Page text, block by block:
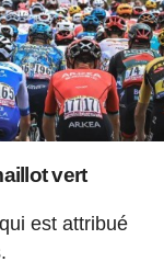
vert
est attribué